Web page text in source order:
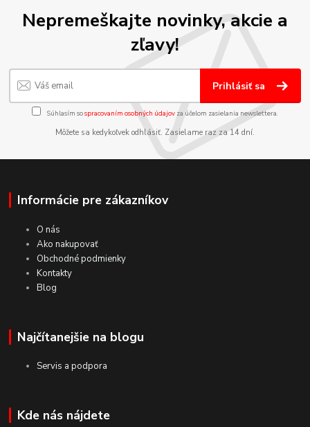
Nepremeškajte novinky, akcie a
zľavy!
Prihlásiť sa
Súhlasím sospracovaním osobných údajov za účelom zasielania newslettera.
Môžete sa kedykoľvek odhlásiť. Zasielame raz za 14 dní.
Informácie pre zákazníkov
O nás
Ako nakupovať
Obchodné podmienky
Kontakty
Blog
Najčítanejšie na blogu
Servis a podpora
Kde nás nájdete